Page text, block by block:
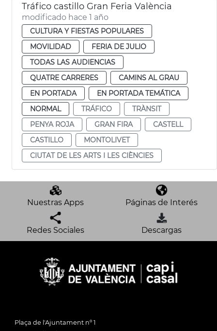
Tráfico castillo Gran Feria València
modificado hace 1 año
CULTURA Y FIESTAS POPULARES
MOVILIDAD
FERIA DE JULIO
TODAS LAS AUDIENCIAS
QUATRE CARRERES
CAMINS AL GRAU
EN PORTADA
EN PORTADA TEMÁTICA
NORMAL
TRÁFICO
TRÀNSIT
PENYA ROJA
GRAN FIRA
CASTELL
CASTILLO
MONTOLIVET
CIUTAT DE LES ARTS I LES CIÈNCIES
Nuestras Apps Páginas de Interés
Redes Sociales Descargas
Plaça de l'Ajuntament nº 1